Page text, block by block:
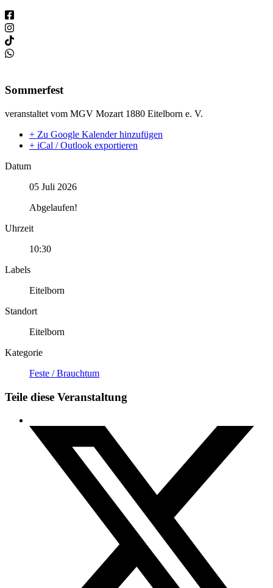
Sommerfest
veranstaltet vom MGV Mozart 1880 Eitelborn e. V.
+ Zu Google Kalender hinzufügen
+ iCal / Outlook exportieren
Datum
05 Juli 2026
Abgelaufen!
Uhrzeit
10:30
Labels
Eitelborn
Standort
Eitelborn
Kategorie
Feste / Brauchtum
Teile diese Veranstaltung